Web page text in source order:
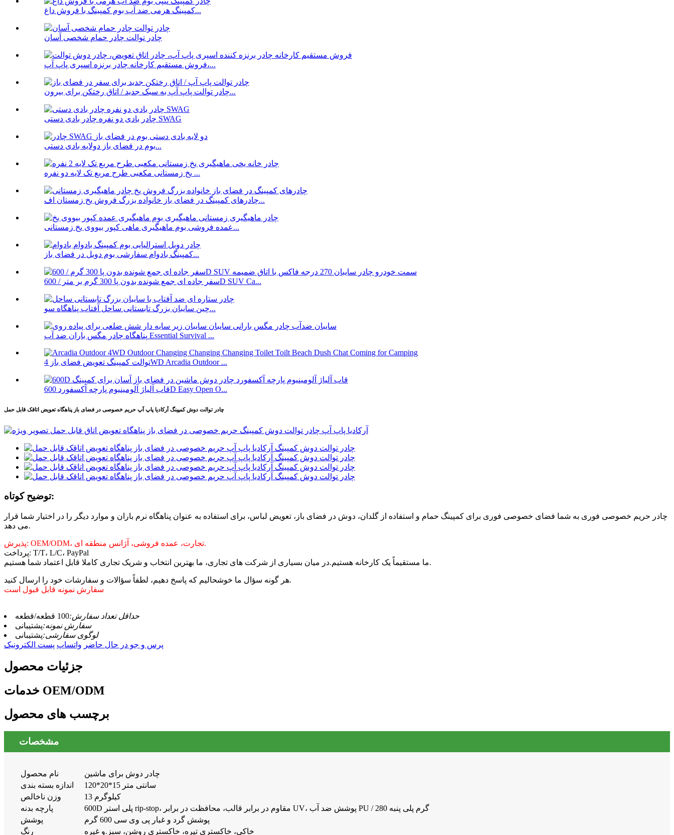
کمپینگ هرمی ضد آب بوم کمپینگ با فروش داغ...
چادر توالت چادر حمام شخصی آسان
فروش مستقیم کارخانه چادر برنزه اسپری پاپ آپ،...
چادر توالت پاپ آپ به سبک جدید / اتاق رختکن برای بیرون...
چادر بادی دو نفره چادر بادی دستی SWAG
بوم در فضای باز دولایه بادی دستی...
یخ زمستانی مکعبی طرح مربع تک لایه دو نفره ...
چادرهای کمپینگ در فضای باز خانواده بزرگ فروش یخ زمستان اف...
عمده فروشی بوم ماهیگیری ماهی کپور بیووی یخ زمستانی...
کمپینگ بادوام سفارشی بوم دوبل در فضای باز...
سفر جاده ای جمع شونده بدون پا 300 گرم بر متر / 600D SUV Ca...
چین سایبان بزرگ تابستانی ساحل آفتاب پناهگاه سو...
پناهگاه چادر مگس باران ضد آب Essential Survival ...
توالت کمپینگ تعویض فضای باز 4WD Arcadia Outdoor ...
قاب آلیاژ آلومینیوم پارچه آکسفورد 600D Easy Open O...
چادر توالت دوش کمپینگ آرکادیا پاپ آپ حریم خصوصی در فضای باز پناهگاه تعویض اتاقک قابل حمل
توضیح کوتاه:
چادر حریم خصوصی فوری به شما فضای خصوصی فوری برای کمپینگ حمام و استفاده از گلدان، دوش در فضای باز، تعویض لباس، برای استفاده به عنوان پناهگاه نرم باران و موارد دیگر را در اختیار شما قرار
می دهد.
پذیرش: OEM/ODM، تجارت، عمده فروشی، آژانس منطقه ای.
پرداخت: T/T، L/C، PayPal
ما مستقیماً یک کارخانه هستیم.در میان بسیاری از شرکت های تجاری، ما بهترین انتخاب و شریک تجاری کاملا قابل اعتماد شما هستیم.
هر گونه سؤال ما خوشحالیم که پاسخ دهیم، لطفاً سؤالات و سفارشات خود را ارسال کنید.
سفارش نمونه قابل قبول است
حداقل تعداد سفارش:100 قطعه/قطعه
سفارش نمونه:پشتیبانی
لوگوی سفارشی:پشتیبانی
پرس و جو در حال حاضر واتساپ پست الکترونیک
جزئیات محصول
خدمات OEM/ODM
برچسب های محصول
مشخصات
نام محصول
چادر دوش برای ماشین
اندازه بسته بندی
120*20*15 سانتی متر
وزن ناخالص
13 کیلوگرم
پارچه بدنه
600D پلی استر rip-stop، مقاوم در برابر قالب، محافظت در برابر UV، پوشش ضد آب PU / 280 گرم پلی پنبه
پوشش
پوشش گرد و غبار پی وی سی 600 گرم
رنگ
خاکی، خاکستری تیره، خاکستری روشن، سبز.و غیره